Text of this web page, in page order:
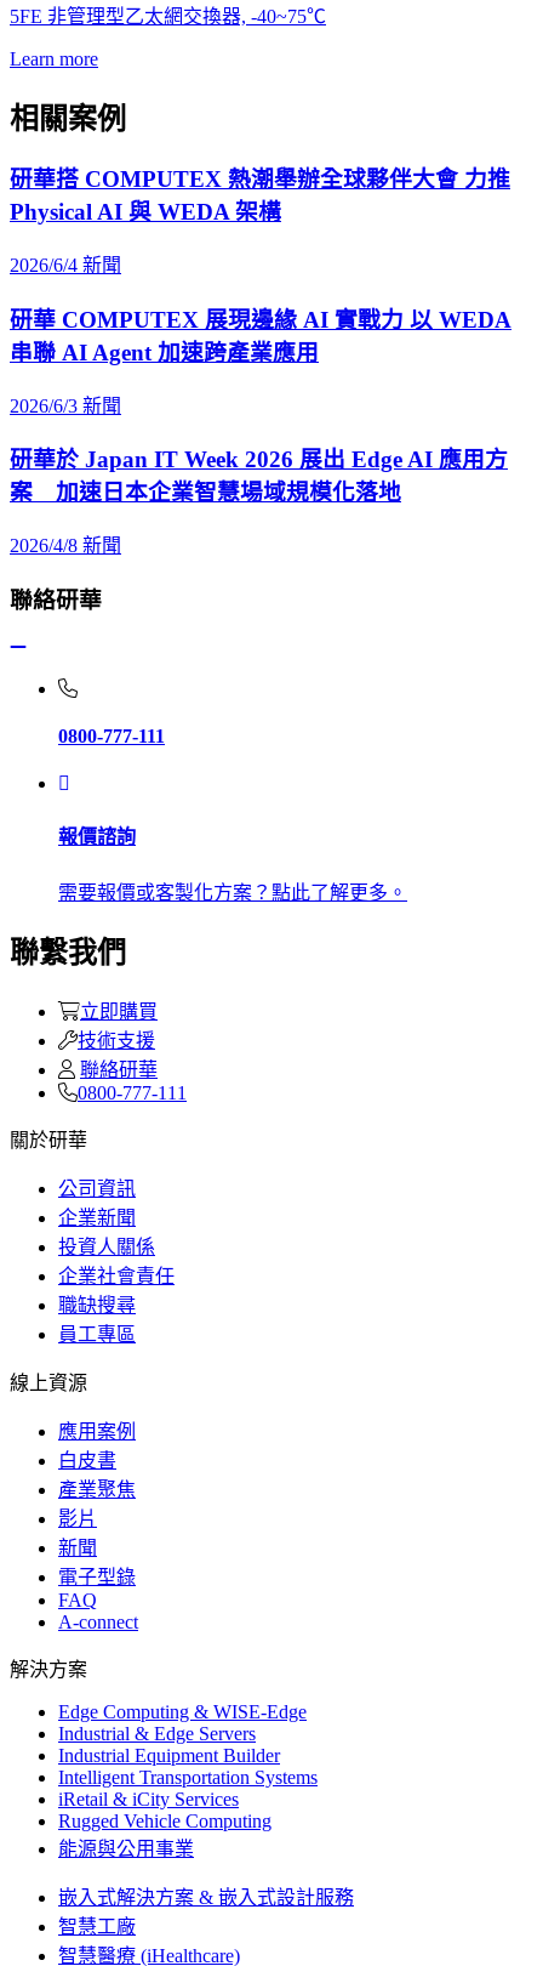
5FE 非管理型乙太網交換器, -40~75℃
Learn more
相關案例
研華搭 COMPUTEX 熱潮舉辦全球夥伴大會 力推
Physical AI 與 WEDA 架構
2026/6/4 新聞
研華 COMPUTEX 展現邊緣 AI 實戰力 以 WEDA
串聯 AI Agent 加速跨產業應用
2026/6/3 新聞
研華於 Japan IT Week 2026 展出 Edge AI 應用方
案 加速日本企業智慧場域規模化落地
2026/4/8 新聞
聯絡研華
0800-777-111
報價諮詢
需要報價或客製化方案？點此了解更多。
聯繫我們
立即購買
技術支援
聯絡研華
0800-777-111
關於研華
公司資訊
企業新聞
投資人關係
企業社會責任
職缺搜尋
員工專區
線上資源
應用案例
白皮書
產業聚焦
影片
新聞
電子型錄
FAQ
A-connect
解決方案
Edge Computing & WISE-Edge
Industrial & Edge Servers
Industrial Equipment Builder
Intelligent Transportation Systems
iRetail & iCity Services
Rugged Vehicle Computing
能源與公用事業
嵌入式解決方案 & 嵌入式設計服務
智慧工廠
智慧醫療 (iHealthcare)